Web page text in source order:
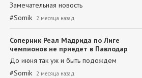
Замечательная новость
#Somik 2 месяца назад
Соперник Реал Мадрида по Лиге
чемпионов не приедет в Павлодар
До июня так уж и быть подождем
#Somik 2 месяца назад